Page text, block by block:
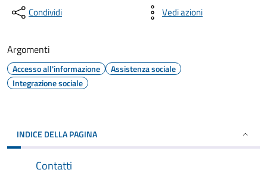
Condividi Vedi azioni
Argomenti
Accesso all'informazione
Assistenza sociale
Integrazione sociale
INDICE DELLA PAGINA
Contatti